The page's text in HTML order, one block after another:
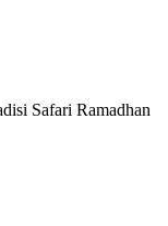
Safari Ramadhan